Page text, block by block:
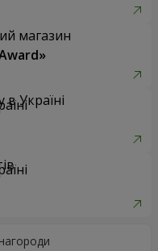
магазин
в Україні